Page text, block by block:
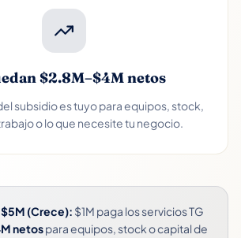
$2.8M–$4M netos
subsidio es tuyo para equipos, stock,
o lo que necesite tu negocio.
(Crece): $1M paga los servicios TG
netospara equipos, stock o capital de